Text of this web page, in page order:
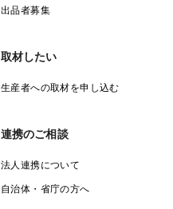
出品者募集
取材したい
生産者への取材を申し込む
連携のご相談
法人連携について
自治体・省庁の方へ